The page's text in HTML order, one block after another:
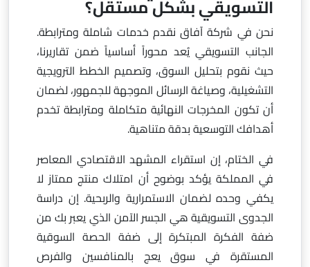
التسويقي بشكل مستقل؟
نحن في شركة آفاق نقدم خدمات شاملة ومترابطة.
الجانب التسويقي يُعد محوراً أساسياً ضمن تقاريرنا،
حيث نقوم بتحليل السوق، وتصميم الخطط الترويجية
التشغيلية، وصياغة الرسائل الموجهة للجمهور، لضمان
أن تكون المخرجات النهائية متكاملة ومترابطة تخدم
أهدافك التوسعية بدقة متناهية.
في الختام، إن استقراء المشهد الاقتصادي المعاصر
في المملكة يؤكد بوضوح أن امتلاك منتج ممتاز لا
يكفي وحده لضمان الاستمرارية والربحية. إن دراسة
الجدوى التسويقية هي الجسر الآمن الذي يعبر بك من
ضفة الفكرة المبتكرة إلى ضفة الحصة السوقية
المستقرة في سوق يعج بالمنافسين والفرص